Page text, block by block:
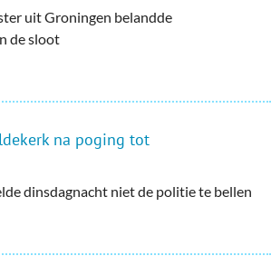
uit Groningen belandde
de sloot
na poging tot
dinsdagnacht niet de politie te bellen